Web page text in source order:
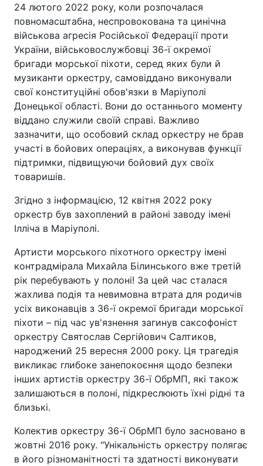
24 лютого 2022 року, коли розпочалася
повномасштабна, неспровокована та цинічна
військова агресія Російської Федерації проти
України, військовослужбовці 36-ї окремої
бригади морської піхоти, серед яких були й
музиканти оркестру, самовіддано виконували
свої конституційні обов'язки в Маріуполі
Донецької області. Вони до останнього моменту
віддано служили своїй справі. Важливо
зазначити, що особовий склад оркестру не брав
участі в бойових операціях, а виконував функції
підтримки, підвищуючи бойовий дух своїх
товаришів.
Згідно з інформацією, 12 квітня 2022 року
оркестр був захоплений в районі заводу імені
Ілліча в Маріуполі.
Артисти морського піхотного оркестру імені
контрадмірала Михайла Білинського вже третій
рік перебувають у полоні! За цей час сталася
жахлива подія та невимовна втрата для родичів
усіх виконавців з 36-ї окремої бригади морської
піхоти – під час ув'язнення загинув саксофоніст
оркестру Святослав Сергійович Салтиков,
народжений 25 вересня 2000 року. Ця трагедія
викликає глибоке занепокоєння щодо безпеки
інших артистів оркестру 36-ї ОбрМП, які також
залишаються в полоні, підкреслюють їхні рідні та
близькі.
Колектив оркестру 36-ї ОбрМП було засновано в
жовтні 2016 року. "Унікальність оркестру полягає
в його різноманітності та здатності виконувати